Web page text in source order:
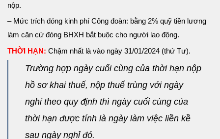
nộp.
– Mức trích đóng kinh phí Công đoàn: bằng 2% quỹ tiền lương
làm căn cứ đóng BHXH bắt buộc cho người lao động.
THỜI HẠN: Chậm nhất là vào ngày 31/01/2024 (thứ Tư).
Trường hợp ngày cuối cùng của thời hạn nộp
hồ sơ khai thuế, nộp thuế trùng với ngày
nghỉ theo quy định thì ngày cuối cùng của
thời hạn được tính là ngày làm việc liền kề
sau ngày nghỉ đó.